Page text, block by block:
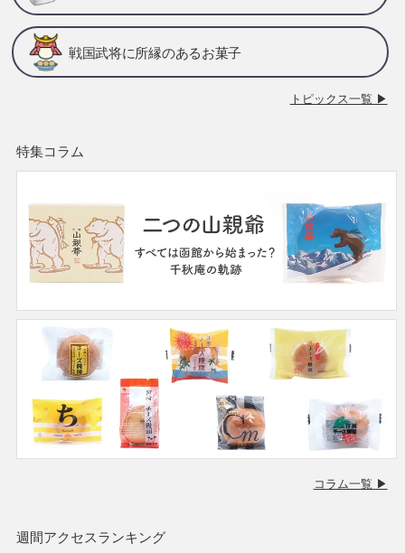
戦国武将に所縁のあるお菓子
トピックス一覧 ▶
特集コラム
コラム一覧 ▶
週間アクセスランキング